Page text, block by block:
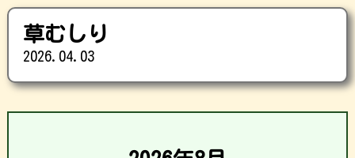
草むしり
2026.04.03